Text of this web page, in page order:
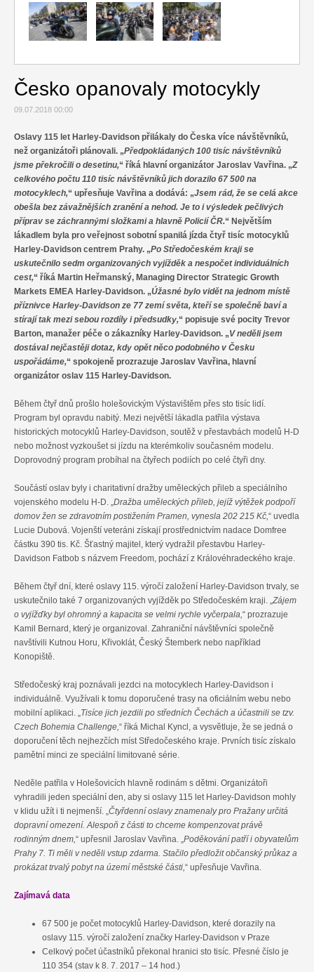
Relax
Gurmán
Česko opanovaly motocykly
09.07.2018 00:00
Oslavy 115 let Harley-Davidson přilákaly do Česka více návštěvníků,
než organizátoři plánovali. „Předpokládaných 100 tisíc návštěvníků
jsme překročili o desetinu,“ říká hlavní organizátor Jaroslav Vavřina. „Z
celkového počtu 110 tisíc návštěvníků jich dorazilo 67 500 na
motocyklech,“ upřesňuje Vavřina a dodává: „Jsem rád, že se celá akce
obešla bez závažnějších zranění a nehod. Je to i výsledek pečlivých
příprav se záchrannými složkami a hlavně Policií ČR.“ Největším
lákadlem byla pro veřejnost sobotní spanilá jízda čtyř tisíc motocyklů
Harley-Davidson centrem Prahy. „Po Středočeském kraji se
uskutečnilo sedm organizovaných vyjížděk a nespočet individuálních
cest,“ říká Martin Heřmanský, Managing Director Strategic Growth
Markets EMEA Harley-Davidson. „Úžasné bylo vidět na jednom místě
příznivce Harley-Davidson ze 77 zemí světa, kteří se společně baví a
stírají tak mezi sebou rozdíly i předsudky,“ popisuje své pocity Trevor
Barton, manažer péče o zákazníky Harley-Davidson. „V neděli jsem
dostával nejčastěji dotaz, kdy opět něco podobného v Česku
uspořádáme,“ spokojeně prozrazuje Jaroslav Vavřina, hlavní
organizátor oslav 115 Harley-Davidson.
Během čtyř dnů prošlo holešovickým Výstavištěm přes sto tisíc lidí.
Program byl opravdu nabitý. Mezi největší lákadla patřila výstava
historických motocyklů Harley-Davidson, soutěž v přestavbách modelů H-D
nebo možnost vyzkoušet si jízdu na kterémkoliv současném modelu.
Doprovodný program probíhal na čtyřech podiích po celé čtyři dny.
Součástí oslav byly i charitativní dražby uměleckých přileb a speciálního
vojenského modelu H-D. „Dražba uměleckých přileb, jejíž výtěžek podpoří
domov žen se zdravotním postižením Pramen, vynesla 202 215 Kč,“ uvedla
Lucie Dubová. Vojenští veteráni získají prostřednictvím nadace Domfree
částku 390 tis. Kč. Šťastný majitel, který vydražil přestavbu Harley-
Davidson Fatbob s názvem Freedom, pochází z Královéhradeckého kraje.
Během čtyř dní, které oslavy 115. výročí založení Harley-Davidson trvaly, se
uskutečnilo také 7 organizovaných vyjížděk po Středočeském kraji. „Zájem
o vyjížďky byl ohromný a kapacita se velmi rychle vyčerpala,“ prozrazuje
Kamil Bernard, který je organizoval. Zahraniční návštěvníci společně
navštívili Kutnou Horu, Křivoklát, Český Štemberk nebo například
Konopiště.
Středočeský kraj poznávali jezdci na motocyklech Harley-Davidson i
individuálně. Využívali k tomu doporučené trasy na oficiálním webu nebo
mobilní aplikaci. „Tisíce jich jezdili po středních Čechách a účastnili se tzv.
Czech Bohemia Challenge,“ říká Michal Kyncl, a vysvětluje, že se jedná o
doporučení těch nejhezčích míst Středočeského kraje. Prvních tisíc získalo
pamětní minci ze speciální limitované série.
Neděle patřila v Holešovicích hlavně rodinám s dětmi. Organizátoři
vyhradili jeden speciální den, aby si oslavy 115 let Harley-Davidson mohly
v klidu užít i ti nejmenší. „Čtyřdenní oslavy znamenaly pro Pražany určitá
dopravní omezení. Alespoň z části to chceme kompenzovat právě
rodinným dnem,“ upřesnil Jaroslav Vavřina. „Poděkování patří i obyvatelům
Prahy 7. Ti měli v neděli vstup zdarma. Stačilo předložit občanský průkaz a
prokázat trvalý pobyt na území městské části,“ upřesňuje Vavřina.
Zajímavá data
67 500 je počet motocyklů Harley-Davidson, které dorazily na
oslavy 115. výročí založení značky Harley-Davidson v Praze
Celkový počet účastníků překonal hranici sto tisíc. Přesné číslo je
110 354 (stav k 8. 7. 2017 – 14 hod.)